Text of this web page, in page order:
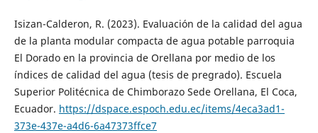
Isizan-Calderon, R. (2023). Evaluación de la calidad del agua
de la planta modular compacta de agua potable parroquia
El Dorado en la provincia de Orellana por medio de los
índices de calidad del agua (tesis de pregrado). Escuela
Superior Politécnica de Chimborazo Sede Orellana, El Coca,
Ecuador. https://dspace.espoch.edu.ec/items/4eca3ad1-
373e-437e-a4d6-6a47373ffce7